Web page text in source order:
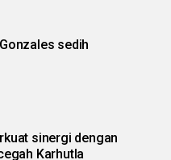
sedih
sinergi dengan
Karhutla